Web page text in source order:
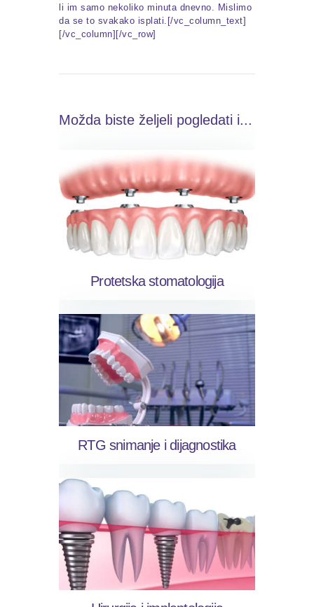
li im samo nekoliko minuta dnevno. Mislimo
da se to svakako isplati.[/vc_column_text]
[/vc_column][/vc_row]
Možda biste željeli pogledati i...
Protetska stomatologija
RTG snimanje i dijagnostika